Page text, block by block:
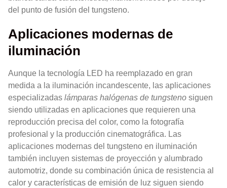
del punto de fusión del tungsteno.
Aplicaciones modernas de
iluminación
Aunque la tecnología LED ha reemplazado en gran
medida a la iluminación incandescente, las aplicaciones
especializadas lámparas halógenas de tungsteno siguen
siendo utilizadas en aplicaciones que requieren una
reproducción precisa del color, como la fotografía
profesional y la producción cinematográfica. Las
aplicaciones modernas del tungsteno en iluminación
también incluyen sistemas de proyección y alumbrado
automotriz, donde su combinación única de resistencia al
calor y características de emisión de luz siguen siendo